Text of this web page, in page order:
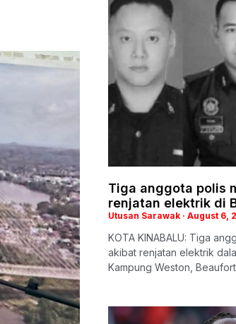
Tiga anggota polis
renjatan elektrik di
Utusan Sarawak August 6,
KOTA KINABALU: Tiga
akibat renjatan elektrik
Kampung Weston,